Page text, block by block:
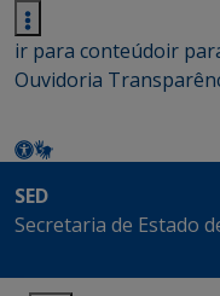
ir para conteúdoir
Ouvidoria
SED
Secretaria de Estado